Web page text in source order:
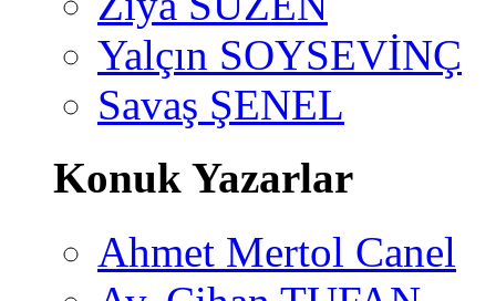
Yalçın SOYSEVİNÇ
Savaş ŞENEL
Konuk Yazarlar
Ahmet Mertol Canel